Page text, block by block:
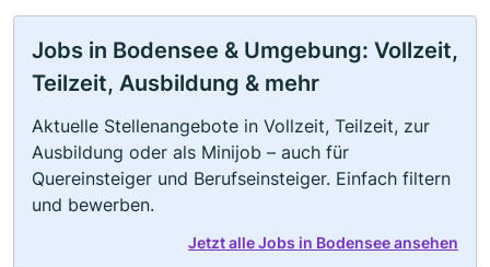
Jobs in Bodensee & Umgebung: Vollzeit,
Teilzeit, Ausbildung & mehr
Aktuelle Stellenangebote in Vollzeit, Teilzeit, zur
Ausbildung oder als Minijob – auch für
Quereinsteiger und Berufseinsteiger. Einfach filtern
und bewerben.
Jetzt alle Jobs in Bodensee ansehen